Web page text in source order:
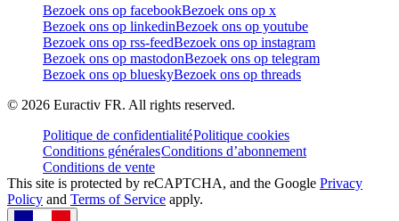
Bezoek ons op facebookBezoek ons op x
Bezoek ons op linkedinBezoek ons op youtube
Bezoek ons op rss-feedBezoek ons op instagram
Bezoek ons op mastodonBezoek ons op telegram
Bezoek ons op blueskyBezoek ons op threads
© 2026 Euractiv FR. All rights reserved.
Politique de confidentialitéPolitique cookies
Conditions généralesConditions d’abonnement
Conditions de vente
This site is protected by reCAPTCHA, and the Google Privacy
Policy and Terms of Service apply.